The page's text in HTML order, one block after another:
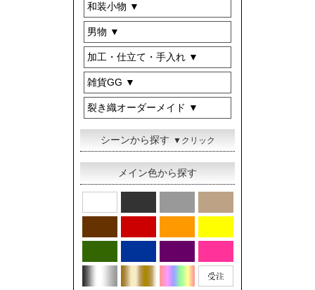
和装小物
男物
加工・仕立て・手入れ
雑貨GG
裂き織オーダーメイド
シーンから探す ▼クリック
メイン色から探す